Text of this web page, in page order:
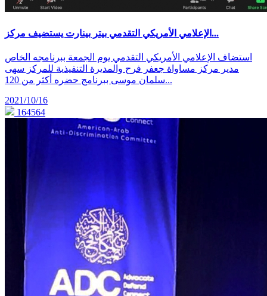
الإعلامي الأمريكي التقدمي بيتر بينارت يستضيف مركز...
استضاف الإعلامي الأمريكي التقدمي يوم الجمعة ببرنامجه الخاص
مدير مركز مساواة جعفر فرح والمديرة التنفيذية للمركز سهى
سلمان موسى ببرنامج حضره أكثر من 120...
2021/10/16
164564